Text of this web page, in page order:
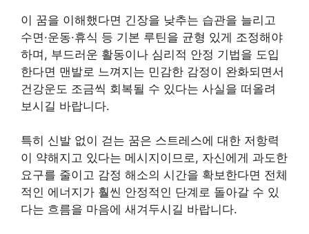
이 꿈을 이해했다면 긴장을 낮추는 습관을 늘리고
수면·운동·휴식 등 기본 루틴을 균형 있게 조정해야
하며, 부드러운 활동이나 심리적 안정 기법을 도입
한다면 맨발로 느껴지는 민감한 감정이 완화되면서
건강운도 조금씩 회복될 수 있다는 사실을 떠올려
보시길 바랍니다.
특히 신발 없이 걷는 꿈은 스트레스에 대한 저항력
이 약해지고 있다는 메시지이므로, 자신에게 과도한
요구를 줄이고 감정 해소의 시간을 확보한다면 전체
적인 에너지가 훨씬 안정적인 단계로 돌아갈 수 있
다는 흐름을 마음에 새겨두시길 바랍니다.